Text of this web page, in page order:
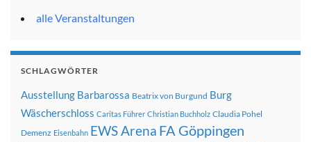
alle Veranstaltungen
SCHLAGWÖRTER
Ausstellung Barbarossa Beatrix von Burgund Burg
Wäscherschloss Caritas Führer Christian Buchholz Claudia Pohel
Demenz Eisenbahn EWS Arena FA Göppingen